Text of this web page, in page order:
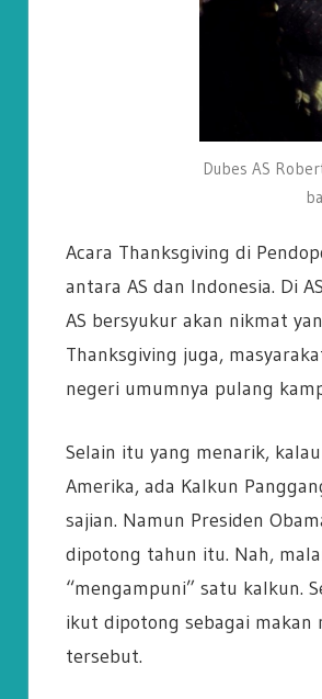
Dubes AS
Acara Thanksgiving di
antara AS dan Indonesia. Di
AS bersyukur akan nikmat
Thanksgiving juga,
negeri umumnya pulang
Selain itu yang menarik,
Amerika, ada Kalkun
sajian. Namun Presiden
dipotong tahun itu. Nah,
“mengampuni” satu kalkun.
ikut dipotong sebagai
tersebut.